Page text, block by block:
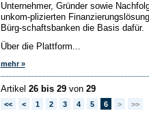
Unternehmer, Gründer sowie
unkom-plizierten
Bürg-schaftsbanken die Basis dafür.
Über die Plattform...
mehr »
Artikel 26 bis 29von 29
<< < 1 2 3 4 5 6 > >>